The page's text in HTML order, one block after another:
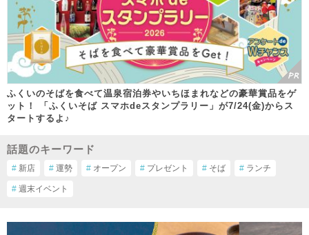
ふくいのそばを食べて温泉宿泊券やいちほまれなどの豪華賞品をゲ
ット！ 「ふくいそば スマホdeスタンプラリー」が7/24(金)からス
タートするよ♪
話題のキーワード
# 新店 # 運勢 # オープン # プレゼント # そば # ランチ
# 週末イベント